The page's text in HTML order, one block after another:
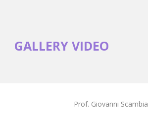
GALLERY VIDEO
Prof. Giovanni Scambia